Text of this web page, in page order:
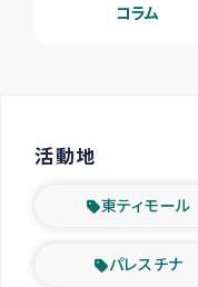
コラム
活動地
東ティモール
パレスチナ